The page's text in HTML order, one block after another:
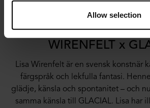
Allow selection
Banana Boogie.”
WIRENFELT x
Lisa Wirenfelt är en svensk konstnär
färgspråk och lekfulla fantasi.
glädje, känsla och spontanitet – och
samma känsla till GLACIAL. Lisa har